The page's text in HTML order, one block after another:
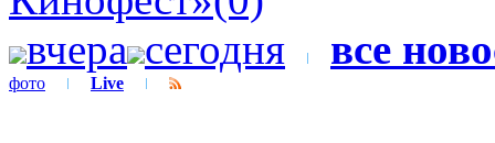
вчера сегодня все
фото Live